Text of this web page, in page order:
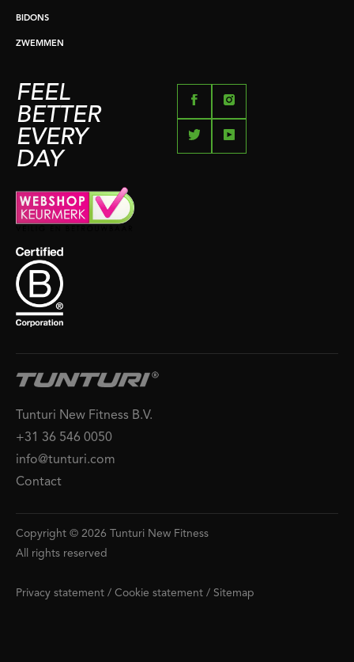
BIDONS
ZWEMMEN
FEEL
BETTER
EVERY
DAY
Tunturi New Fitness B.V.
+31 36 546 0050
info@tunturi.com
Contact
Copyright © 2026 Tunturi New Fitness
All rights reserved
Privacy statement / Cookie statement / Sitemap